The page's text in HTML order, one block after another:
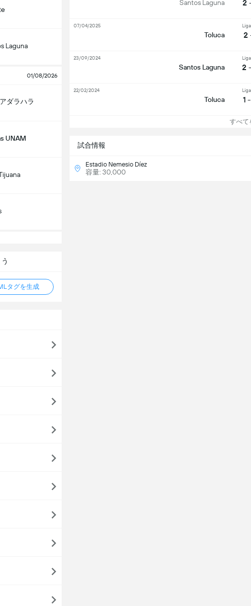
Laguna
01/08/2026
ダラハラ
UNAM
タグを生成
試合情報
Estadio Nemesio Díez
容量: 30,000
Santos Laguna 2
Toluca 2
07/04/2025
Santos Laguna 2
23/09/2024
Toluca 1
22/02/2024
すべて